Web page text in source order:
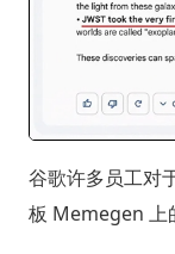
谷歌许多员工对
板 Memegen 上